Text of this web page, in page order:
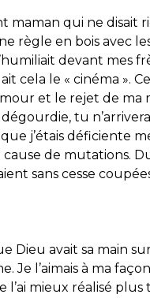
maman qui ne disait
règle en bois avec
devant mes
cela le « cinéma ».
et le rejet de ma
tu
j’étais déficiente
de mutations.
sans cesse
Dieu avait sa main
Je l’aimais à ma
l’ai mieux réalisé plus